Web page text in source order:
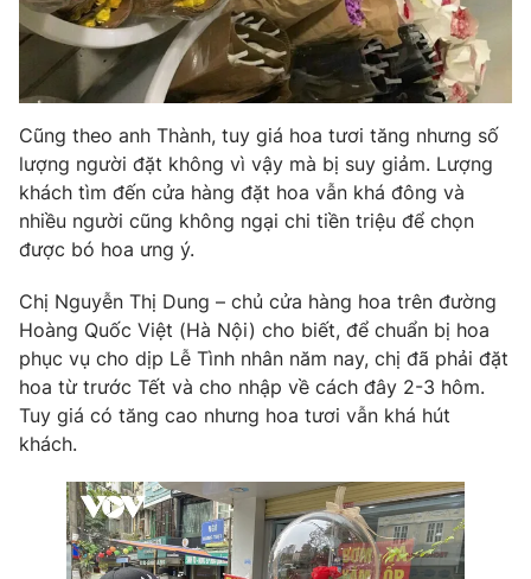
Cũng theo anh Thành, tuy giá hoa tươi tăng nhưng số
lượng người đặt không vì vậy mà bị suy giảm. Lượng
khách tìm đến cửa hàng đặt hoa vẫn khá đông và
nhiều người cũng không ngại chi tiền triệu để chọn
được bó hoa ưng ý.
Chị Nguyễn Thị Dung – chủ cửa hàng hoa trên đường
Hoàng Quốc Việt (Hà Nội) cho biết, để chuẩn bị hoa
phục vụ cho dịp Lễ Tình nhân năm nay, chị đã phải đặt
hoa từ trước Tết và cho nhập về cách đây 2-3 hôm.
Tuy giá có tăng cao nhưng hoa tươi vẫn khá hút
khách.